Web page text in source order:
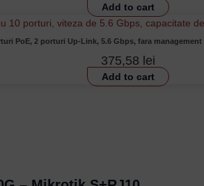
Add to cart
PoE, 2 porturi Up-Link, 5.6 Gbps, fara management
375,58 lei
Add to cart